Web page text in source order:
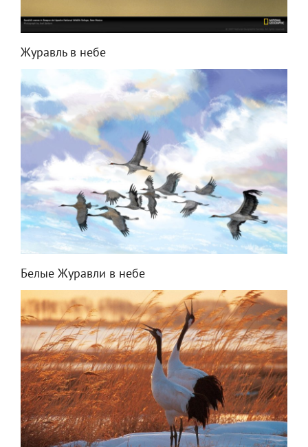
Журавль в небе
Белые Журавли в небе